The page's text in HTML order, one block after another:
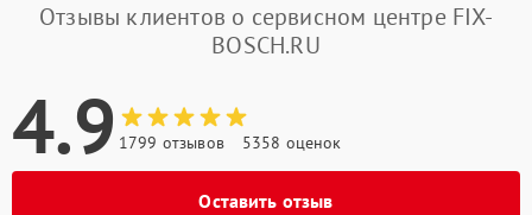
Отзывы клиентов о сервисном центре FIX-
BOSCH.RU
4.9 1799 отзывов 5358 оценок
Оставить отзыв